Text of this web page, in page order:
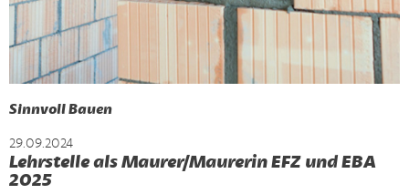
Sinnvoll Bauen
29.09.2024
Lehrstelle als Maurer/Maurerin EFZ und EBA
2025